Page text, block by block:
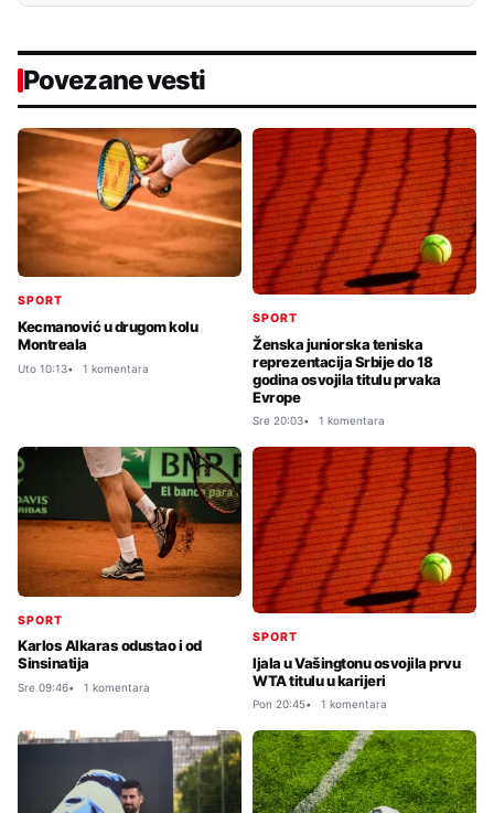
Povezane vesti
SPORT
Kecmanović u drugom kolu
Montreala
Uto 10:13 1 komentara
SPORT
Ženska juniorska teniska
reprezentacija Srbije do 18
godina osvojila titulu prvaka
Evrope
Sre 20:03 1 komentara
SPORT
Karlos Alkaras odustao i od
Sinsinatija
Sre 09:46 1 komentara
SPORT
Ijala u Vašingtonu osvojila prvu
WTA titulu u karijeri
Pon 20:45 1 komentara